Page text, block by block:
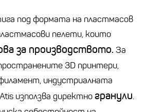
под формата на пластмасов
пелети, които
за производството. За
3D принтери,
индустриалната
използва директногранули.